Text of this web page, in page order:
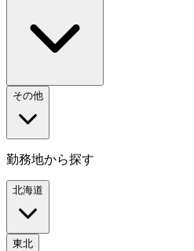
その他
勤務地から探す
北海道
東北